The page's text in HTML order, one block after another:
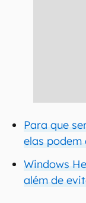
Para que
elas podem
Windows
além de